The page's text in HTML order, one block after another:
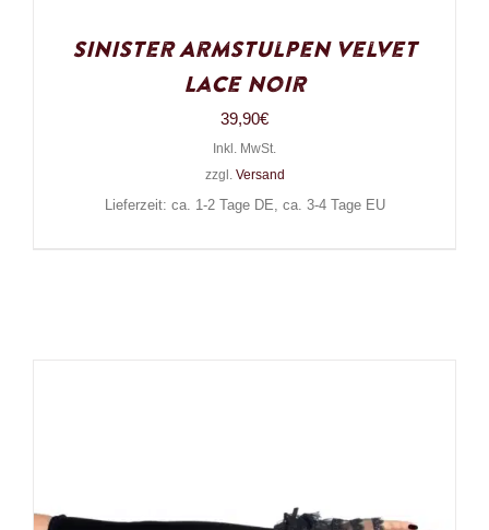
Sinister Armstulpen Velvet
Lace Noir
39,90€
Inkl. MwSt.
zzgl. Versand
Lieferzeit: ca. 1-2 Tage DE, ca. 3-4 Tage EU